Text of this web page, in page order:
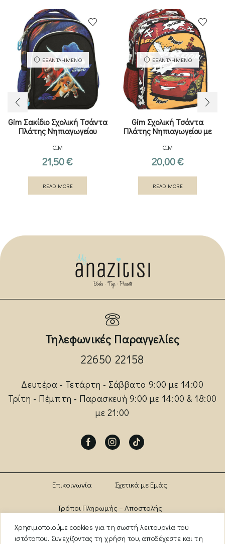
Χρησιμοποιούμε cookies για τη σωστή λειτουργία του
ιστότοπου. Συνεχίζοντας τη χρήση του, αποδέχεστε και τη
ΕΞΑΝΤΛΗΜΈΝΟ
Gim Σακίδιο Σχολική Τσάντα
Πλάτης Νηπιαγωγείου
GIM
21,50€
READ MORE
ΕΞΑΝΤΛΗΜΈΝΟ
Gim Σχολική Τσάντα
Πλάτης Νηπιαγωγείου με
Θήκη για Παγούρι
GIM
20,00€
READ MORE
Τηλεφωνικές Παραγγελίες
22650 22158
Δευτέρα - Τετάρτη - Σάββατο 9:00 με 14:00
Τρίτη - Πέμπτη - Παρασκευή 9:00 με 14:00 & 18:00
με 21:00
FacebookInstagram
Tik-
Επικοινωνία Σχετικά με Εμάς
Τρόποι Πληρωμής – Αποστολής
Πολιτική Αλλαγών – Επιστροφών Brands